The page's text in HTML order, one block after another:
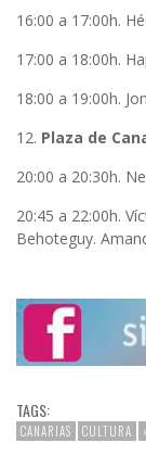
16:00 a 17:00h.
17:00 a 18:00h.
18:00 a 19:00h.
12. Plaza de
20:00 a 20:30h.
20:45 a 22:00h.
Behoteguy.
TAGS:
CANARIAS CULTURA